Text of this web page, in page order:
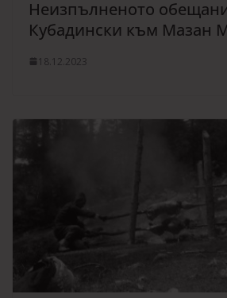
Неизпълненото
Кубадински към Мазан
18.12.2023